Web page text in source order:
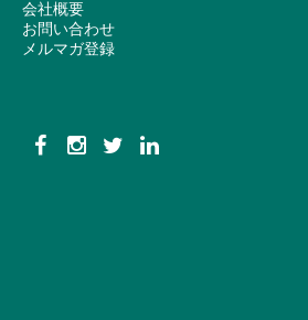
会社概要
お問い合わせ
メルマガ登録